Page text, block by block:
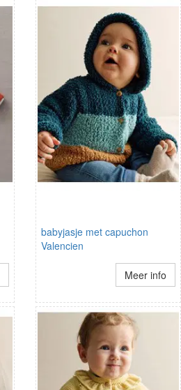
babyjasje met capuchon
Valencien
Meer info